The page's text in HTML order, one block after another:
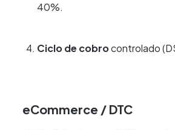
40%.
Ciclo de cobrocontrolado
eCommerce / DTC